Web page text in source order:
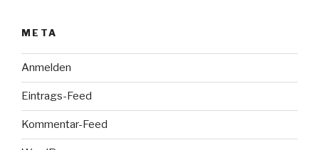
META
Anmelden
Eintrags-Feed
Kommentar-Feed